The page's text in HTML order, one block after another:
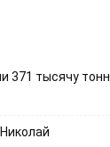
371 тысячу тонн